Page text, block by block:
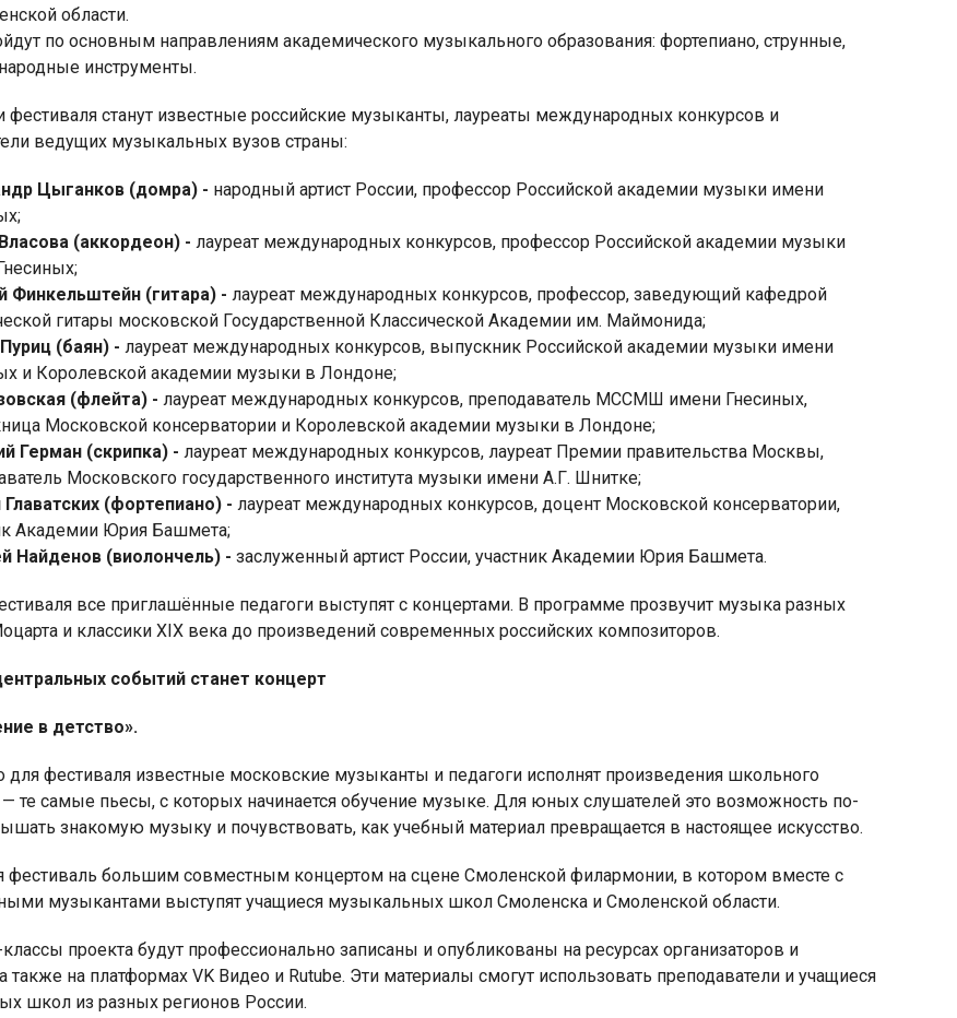
области.
по основным направлениям академического музыкального образования: фортепиано, струнные,
инструменты.
фестиваля станут известные российские музыканты, лауреаты международных конкурсов и
ведущих музыкальных вузов страны:
Цыганков (домра) - народный артист России, профессор Российской академии музыки имени
(аккордеон) - лауреат международных конкурсов, профессор Российской академии музыки
Финкельштейн (гитара) - лауреат международных конкурсов, профессор, заведующий кафедрой
гитары московской Государственной Классической Академии им. Маймонида;
Пуриц (баян) - лауреат международных конкурсов, выпускник Российской академии музыки имени
и Королевской академии музыки в Лондоне;
(флейта) - лауреат международных конкурсов, преподаватель МССМШ имени Гнесиных,
Московской консерватории и Королевской академии музыки в Лондоне;
Герман (скрипка) - лауреат международных конкурсов, лауреат Премии правительства Москвы,
Московского государственного института музыки имени А.Г. Шнитке;
Главатских (фортепиано) - лауреат международных конкурсов, доцент Московской консерватории,
Академии Юрия Башмета;
Найденов (виолончель) - заслуженный артист России, участник Академии Юрия Башмета.
все приглашённые педагоги выступят с концертами. В программе прозвучит музыка разных
и классики XIX века до произведений современных российских композиторов.
событий станет концерт
в детство».
для фестиваля известные московские музыканты и педагоги исполнят произведения школьного
— те самые пьесы, с которых начинается обучение музыке. Для юных слушателей это возможность по-
знакомую музыку и почувствовать, как учебный материал превращается в настоящее искусство.
фестиваль большим совместным концертом на сцене Смоленской филармонии, в котором вместе с
музыкантами выступят учащиеся музыкальных школ Смоленска и Смоленской области.
проекта будут профессионально записаны и опубликованы на ресурсах организаторов и
также на платформах VK Видео и Rutube. Эти материалы смогут использовать преподаватели и учащиеся
школ из разных регионов России.